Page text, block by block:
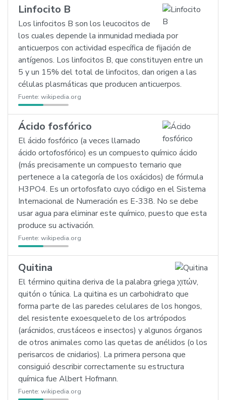
Linfocito B
Los linfocitos B son los leucocitos de
los cuales depende la inmunidad mediada por
anticuerpos con actividad específica de fijación de
antígenos. Los linfocitos B, que constituyen entre un
5 y un 15% del total de linfocitos, dan origen a las
células plasmáticas que producen anticuerpos.
Fuente: wikipedia.org
Ácido fosfórico
El ácido fosfórico (a veces llamado
ácido ortofosfórico) es un compuesto químico ácido
(más precisamente un compuesto ternario que
pertenece a la categoría de los oxácidos) de fórmula
H3PO4. Es un ortofosfato cuyo código en el Sistema
Internacional de Numeración es E-338. No se debe
usar agua para eliminar este químico, puesto que esta
produce su activación.
Fuente: wikipedia.org
Quitina
El término quitina deriva de la palabra griega χιτών,
quitón o túnica. La quitina es un carbohidrato que
forma parte de las paredes celulares de los hongos,
del resistente exoesqueleto de los artrópodos
(arácnidos, crustáceos e insectos) y algunos órganos
de otros animales como las quetas de anélidos (o los
perisarcos de cnidarios). La primera persona que
consiguió describir correctamente su estructura
química fue Albert Hofmann.
Fuente: wikipedia.org